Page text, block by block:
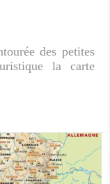
des petites
la carte